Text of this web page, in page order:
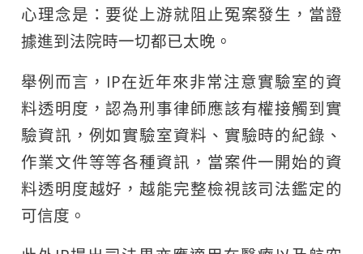
心理念是：要從上游就阻止冤案發生，當證
據進到法院時一切都已太晚。
舉例而言，IP在近年來非常注意實驗室的資
料透明度，認為刑事律師應該有權接觸到實
驗資訊，例如實驗室資料、實驗時的紀錄、
作業文件等等各種資訊，當案件一開始的資
料透明度越好，越能完整檢視該司法鑑定的
可信度。